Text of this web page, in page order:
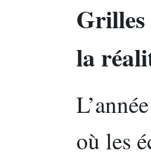
Grilles
la
où les